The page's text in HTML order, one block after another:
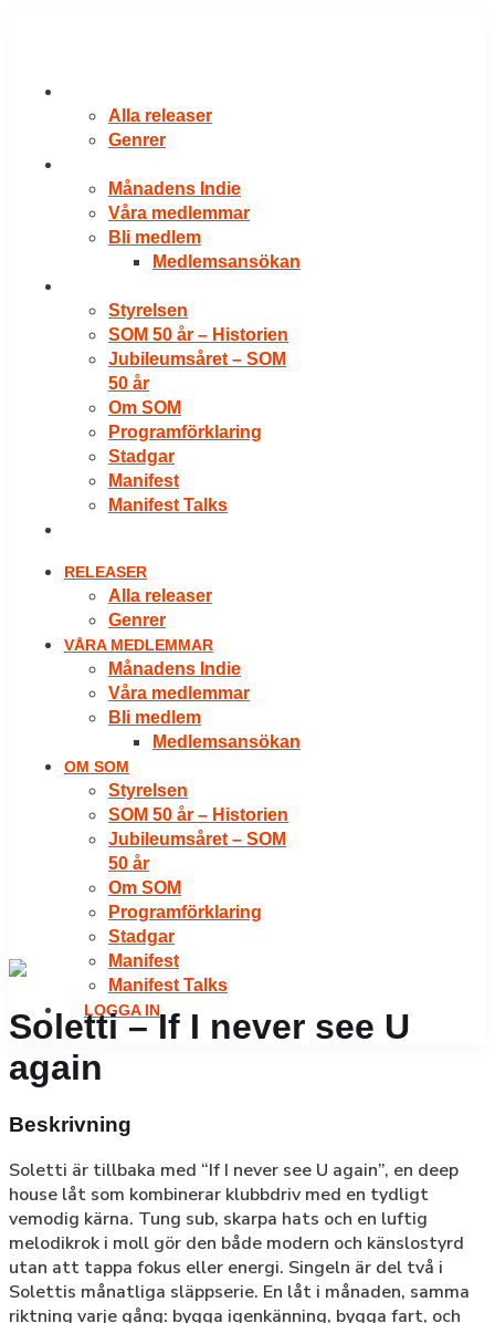
Alla releaser
Genrer
Månadens Indie
Våra medlemmar
Bli medlem
Medlemsansökan
Styrelsen
SOM 50 år – Historien
Jubileumsåret – SOM
50 år
Om SOM
Programförklaring
Stadgar
Manifest
Manifest Talks
RELEASER
Alla releaser
Genrer
VÅRA MEDLEMMAR
Månadens Indie
Våra medlemmar
Bli medlem
Medlemsansökan
OM SOM
Styrelsen
SOM 50 år – Historien
Jubileumsåret – SOM
50 år
Om SOM
Programförklaring
Stadgar
Manifest
Manifest Talks
LOGGA IN
Soletti – If I never see U
again
Beskrivning
Soletti är tillbaka med “If I never see U again”, en deep
house låt som kombinerar klubbdriv med en tydligt
vemodig kärna. Tung sub, skarpa hats och en luftig
melodikrok i moll gör den både modern och känslostyrd
utan att tappa fokus eller energi. Singeln är del två i
Solettis månatliga släppserie. En låt i månaden, samma
riktning varje gång: bygga igenkänning, bygga fart, och